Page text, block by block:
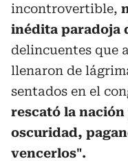
incontrovertible,
inédita paradoja
delincuentes que
llenaron de
sentados en el
rescató la nación
oscuridad,
vencerlos".